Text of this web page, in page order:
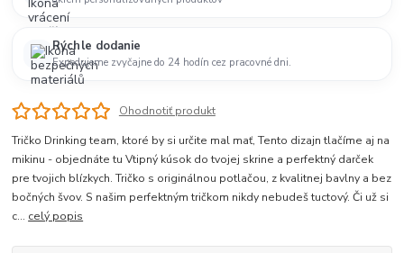
Rýchle dodanie
Expedujeme zvyčajne do 24 hodín cez pracovné dni.
Ohodnotiť produkt
Tričko Drinking team, ktoré by si určite mal mať, Tento dizajn tlačíme aj na
mikinu - objednáte tu Vtipný kúsok do tvojej skrine a perfektný darček
pre tvojich blízkych. Tričko s originálnou potlačou, z kvalitnej bavlny a bez
bočných švov. S našim perfektným tričkom nikdy nebudeš tuctový. Či už si
c... celý popis